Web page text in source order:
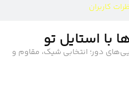
کاربران
با استایل تو
دور؛ انتخابی شیک، مقاوم و